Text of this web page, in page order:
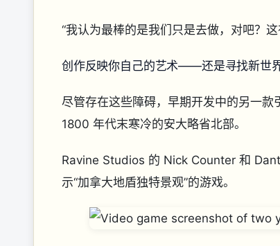
“我认为最棒的是我们只是去做，对吧？
创作反映你自己的艺术——还是寻找新世界
尽管存在这些障碍，早期开发中的另一
1800 年代末寒冷的安大略省北部。
Ravine Studios 的 Nick Counter 和
示“加拿大地盾独特景观”的游戏。